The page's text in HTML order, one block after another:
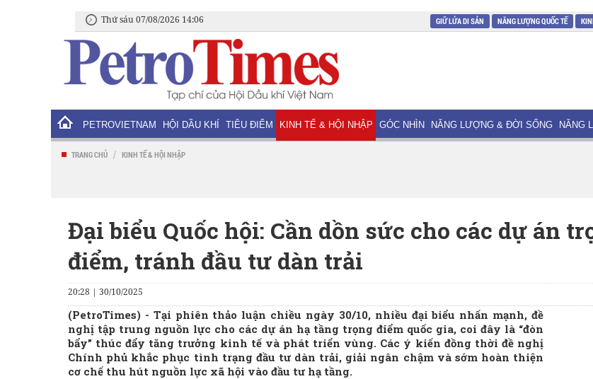
Thứ sáu 07/08/2026 14:06 GIỮ LỬA DI SẢN NĂNG LƯỢNG QUỐC TẾ
PETROVIETNAM HỘI DẦU KHÍ TIÊU ĐIỂM KINH TẾ & HỘI NHẬP GÓC NHÌN NĂNG LƯỢNG & ĐỜI SỐNG NĂNG
TRANG CHỦ / KINH TẾ & HỘI NHẬP
Đại biểu Quốc hội: Cần dồn sức cho các dự án
điểm, tránh đầu tư dàn trải
20:28 | 30/10/2025
(PetroTimes) - Tại phiên thảo luận chiều ngày 30/10, nhiều đại biểu nhấn mạnh, đề
nghị tập trung nguồn lực cho các dự án hạ tầng trọng điểm quốc gia, coi đây là “đòn
bẩy” thúc đẩy tăng trưởng kinh tế và phát triển vùng. Các ý kiến đồng thời đề nghị
Chính phủ khắc phục tình trạng đầu tư dàn trải, giải ngân chậm và sớm hoàn thiện
cơ chế thu hút nguồn lực xã hội vào đầu tư hạ tầng.